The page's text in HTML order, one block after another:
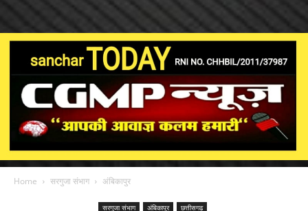
Home सरगुजा संभाग अंबिकापुर
सरगुजा संभाग अंबिकापुर छत्तीसगढ़